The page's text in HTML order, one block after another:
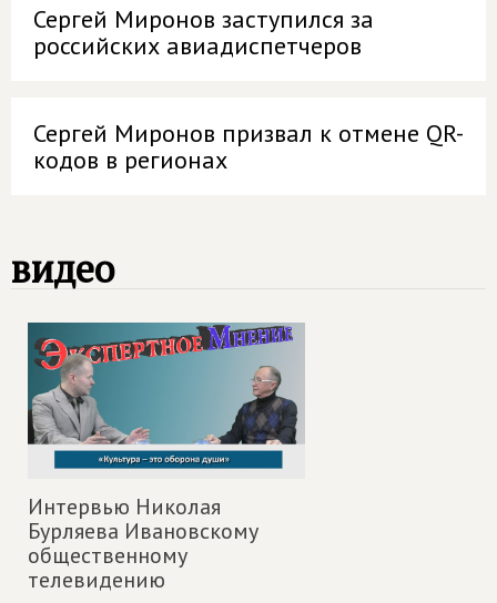
Сергей Миронов заступился за
российских авиадиспетчеров
Сергей Миронов призвал к отмене QR-
кодов в регионах
видео
Интервью Николая
Бурляева Ивановскому
общественному
телевидению